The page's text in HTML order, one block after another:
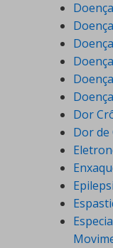
Dor
Dor de